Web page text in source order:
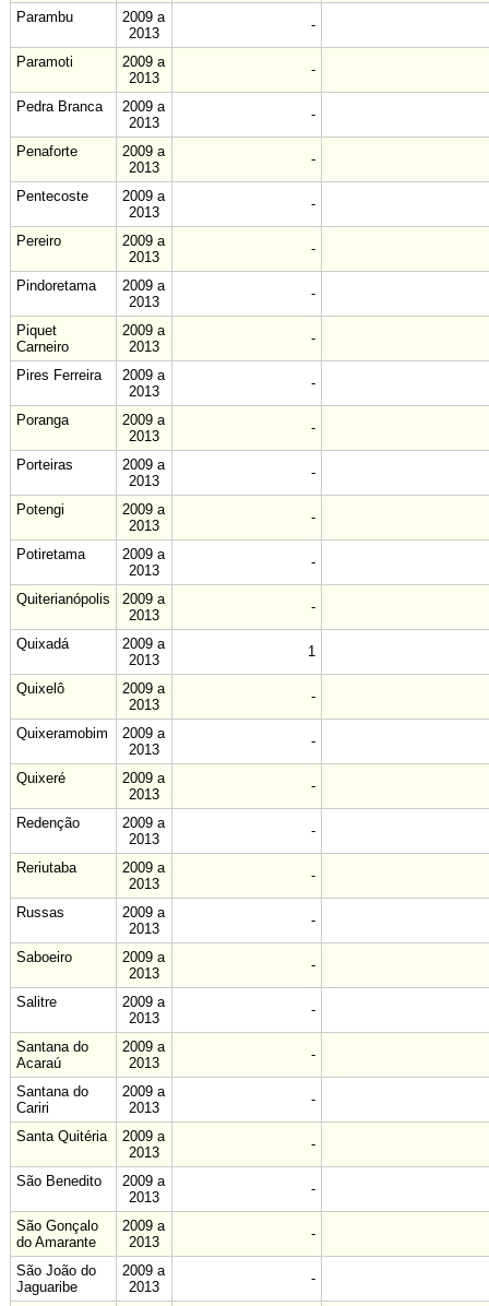
Parambu
2009 a
2013
-
Paramoti
2009 a
2013
-
Pedra Branca
2009 a
2013
-
Penaforte
2009 a
2013
-
Pentecoste
2009 a
2013
-
Pereiro
2009 a
2013
-
Pindoretama
2009 a
2013
-
Piquet
Carneiro
2009 a
2013
-
Pires Ferreira
2009 a
2013
-
Poranga
2009 a
2013
-
Porteiras
2009 a
2013
-
Potengi
2009 a
2013
-
Potiretama
2009 a
2013
-
Quiterianópolis
2009 a
2013
-
Quixadá
2009 a
2013
1
Quixelô
2009 a
2013
-
Quixeramobim
2009 a
2013
-
Quixeré
2009 a
2013
-
Redenção
2009 a
2013
-
Reriutaba
2009 a
2013
-
Russas
2009 a
2013
-
Saboeiro
2009 a
2013
-
Salitre
2009 a
2013
-
Santana do
Acaraú
2009 a
2013
-
Santana do
Cariri
2009 a
2013
-
Santa Quitéria
2009 a
2013
-
São Benedito
2009 a
2013
-
São Gonçalo
do Amarante
2009 a
2013
-
São João do
Jaguaribe
2009 a
2013
-